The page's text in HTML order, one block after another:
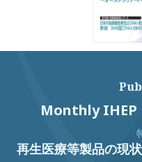
Monthly IHEP